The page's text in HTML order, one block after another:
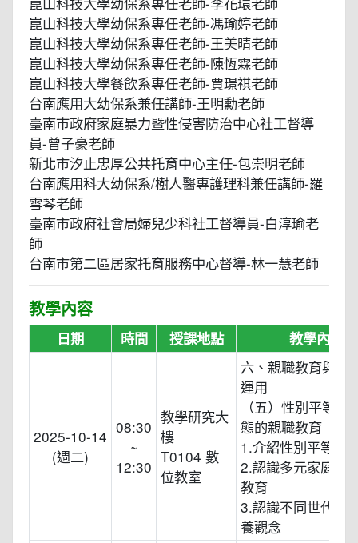
崑山科技大學幼保系專任老師-馮瑜婷老師
崑山科技大學幼保系專任老師-王美晴老師
崑山科技大學幼保系專任老師-陳恆霖老師
崑山科技大學餐飲系專任老師-賈璟祺老師
台南應用大幼保系兼任講師-王明勳老師
臺南巿政府家庭暴力暨性侵害防治中心社工督導
員-曾子豪老師
新北市汐止忠厚公共托育中心主任-包崇明老師
台南應用科大幼保系/樹人醫專護理科兼任講師-羅
雪琴老師
臺南市政府社會局婦兒少科社工督導員-白淳瑜老
師
台南市第二區居家托育服務中心督導-林一慧老師
教學內容
日期 時間 授課地點 教學內容
2025-10-14
(週二)
08:30
~
12:30
教學研究大
樓
T0104 數
位教室
六、親職教育與社
運用
（五）性別平等與
態的親職教育
1.介紹性別平等意
2.認識多元家庭及
教育
3.認識不同世代家
養觀念